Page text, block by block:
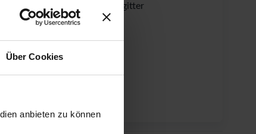
Über Cookies
anbieten zu können
Ungeziefer- & Laubschutzgitter
Windsicherung
Fundament-Winkel